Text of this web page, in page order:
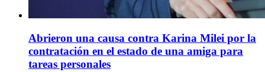
Abrieron una causa contra Karina Milei por la
contratación en el estado de una amiga para
tareas personales